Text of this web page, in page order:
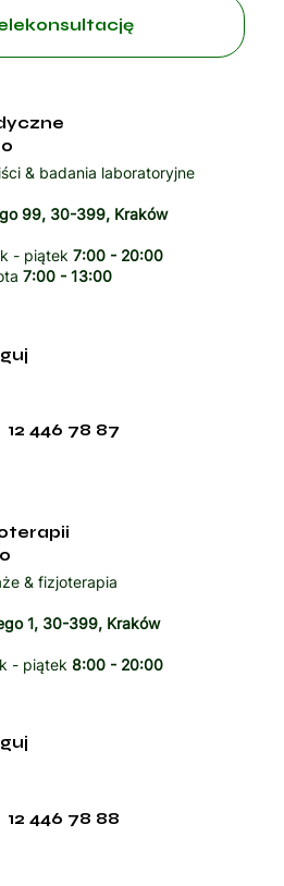
& badania laboratoryjne
99, 30-399, Kraków
- piątek 7:00 - 20:00
7:00 - 13:00
12 446 78 87
& fizjoterapia
1, 30-399, Kraków
- piątek 8:00 - 20:00
12 446 78 88